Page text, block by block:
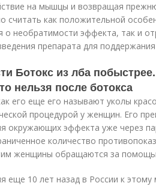
на мышцы и возвращая
считать как положительной
о необратимости эффекта, так и
препарата для
Ботокс из лба
нельзя после ботокса
его еще его называют уколы
процедурой у женщин. Его
окружающих эффекта уже через
количество
женщины обращаются за
еще 10 лет назад в России к